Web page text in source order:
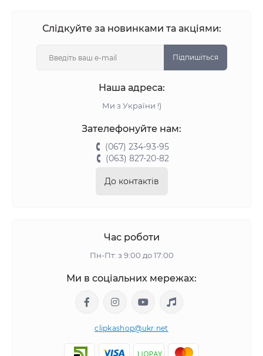
Слідкуйте за новинками та акціями:
Підпишіться
Наша адреса:
Ми з України !)
Зателефонуйте нам:
(067) 234-93-95
(063) 827-20-82
До контактів
Час роботи
Пн-Пт: з 9:00 до 17:00
Ми в соціальних мережах:
clipkashop@ukr.net